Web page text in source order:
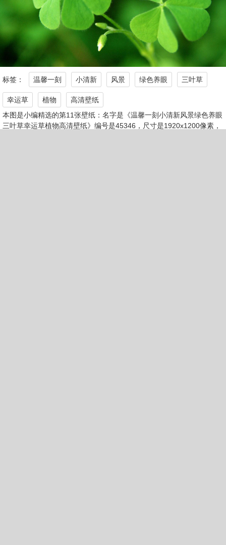
标签： 温馨一刻 小清新 风景 绿色养眼 三叶草
幸运草 植物
高清壁纸
本图是小编精选的第11张壁纸：名字是《温馨一刻小清新风景绿色养眼
三叶草幸运草植物高清壁纸》编号是45346，尺寸是1920x1200像素，